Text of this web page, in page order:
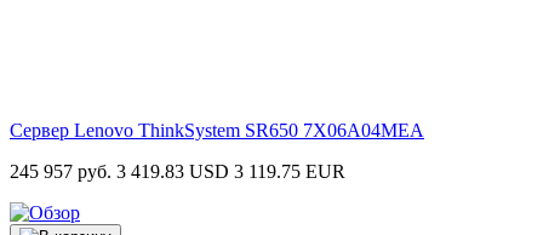
Сервер Lenovo ThinkSystem SR650 7X06A04MEA
245 957 руб. 3 419.83 USD 3 119.75 EUR